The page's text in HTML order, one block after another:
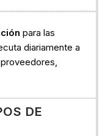
para las
diariamente a
DE